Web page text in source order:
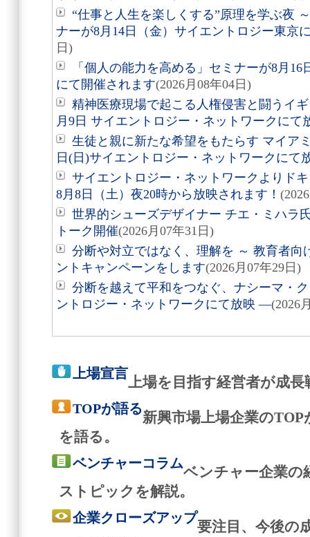
“仕事と人生を楽しくする”原理を学ぶ夜
ナーが8月14日（金）サイエントロジー東京
日)
「個人の能力を高める」セミナーが8月
にて開催されます(2026月08年04日)
精神医療現場で起こる人権侵害と闘うイ
月9日 サイエントロジー・ネットワークにて
生徒と親に新たな希望をもたらす マイア
日(日)サイエントロジー・ネットワークにて
サイエントロジー・ネットワークよりド
8月8日（土）夜20時から放映されます！
世界的シューズデザイナー チエ・ミハラ
トーク開催(2026月07年31日)
分断や対立ではなく、理解を ～ 教育者向
ントキャンペーンをします(2026月07年29日)
分断を越えて平和をつなぐ、ナシーマ・
ントロジー・ネットワークにて放映 ―(2026
上場宣言
上場を目指す経営者が成
TOPが語る
新興市場上場企業の
を語る。
ベンチャーコラム
ベンチャー企業の
ストピックを解説。
企業クローズアップ
要注目、今後の